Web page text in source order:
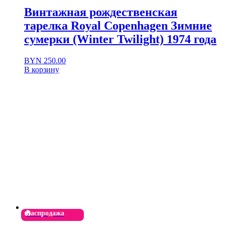
Винтажная рождественская
тарелка Royal Copenhagen Зимние
сумерки (Winter Twilight) 1974 года
BYN 250.00
В корзину
Распродажа